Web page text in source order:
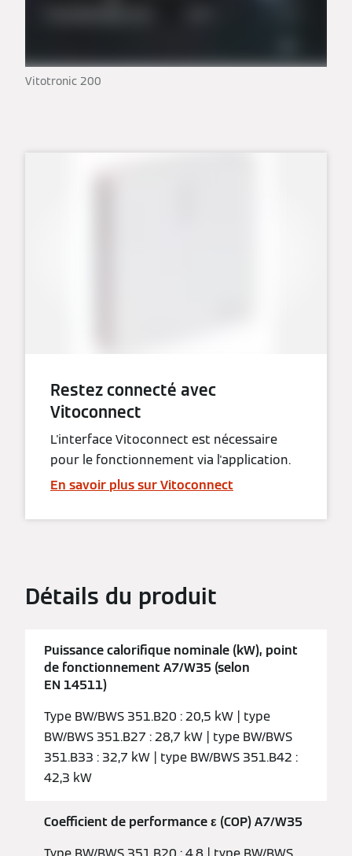
Vitotronic 200
Restez connecté avec
Vitoconnect
L'interface Vitoconnect est nécessaire
pour le fonctionnement via l'application.
En savoir plus sur Vitoconnect
Détails du produit
Puissance calorifique nominale (kW), point
de fonctionnement A7/W35 (selon
EN 14511)
Type BW/BWS 351.B20 : 20,5 kW | type
BW/BWS 351.B27 : 28,7 kW | type BW/BWS
351.B33 : 32,7 kW | type BW/BWS 351.B42 :
42,3 kW
Coefficient de performance ε (COP) A7/W35